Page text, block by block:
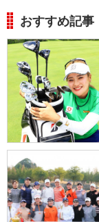
おすすめ記事